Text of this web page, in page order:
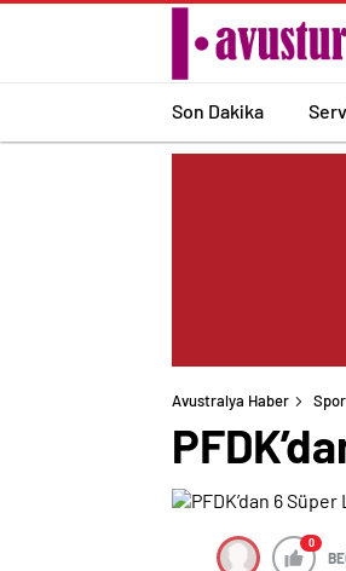
Son Dakika
Avustralya Haber Spor
0